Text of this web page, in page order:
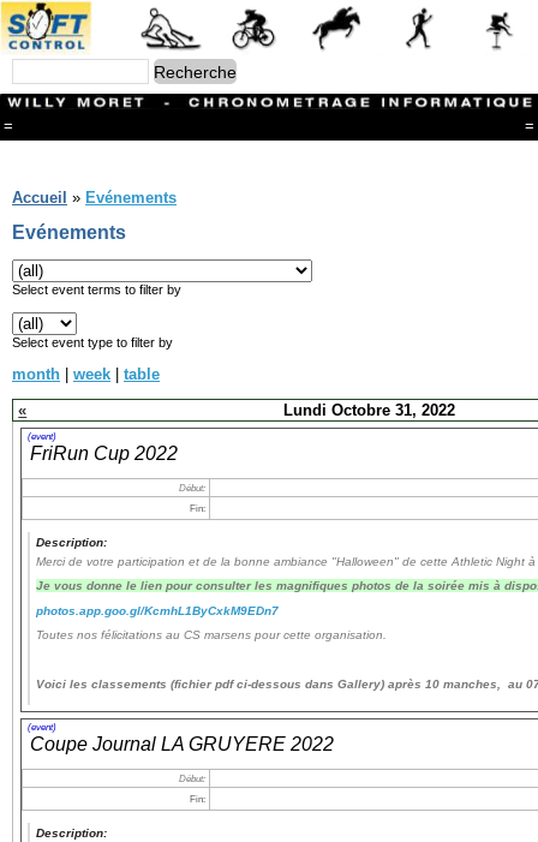
= =
Branches
CONTACT
Ski ALPIN
Triathlon
Ski Nordique
Courses à pieds
Athlétisme
Slalom In-Line
Caisse à savon
Coupe "Journal La Gruyère"
Hippisme
Marche
Archives
Navigation
recherche
site map
Ouverture de session
Accueil » Evénements
Evénements
Select event terms to filter by
Select event type to filter by
month | week | table
«
Lundi Octobre 31, 2022
(event)
FriRun Cup 2022
Début:
Fin:
Description:
Merci de votre participation et de la bonne ambiance "Halloween" de cette Athletic Night à
Je vous donne le lien pour consulter les magnifiques photos de la soirée mis à
photos.app.goo.gl/KcmhL1ByCxkM9EDn7
Toutes nos félicitations au CS marsens pour cette organisation.
Voici les classements (fichier pdf ci-dessous dans Gallery) après 10 manches, au
(event)
Coupe Journal LA GRUYERE 2022
Début:
Fin:
Description: